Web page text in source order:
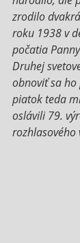
zrodilo
roku 1938 v
počatia
Druhej
obnoviť sa
piatok teda
oslávili 79.
rozhlasového